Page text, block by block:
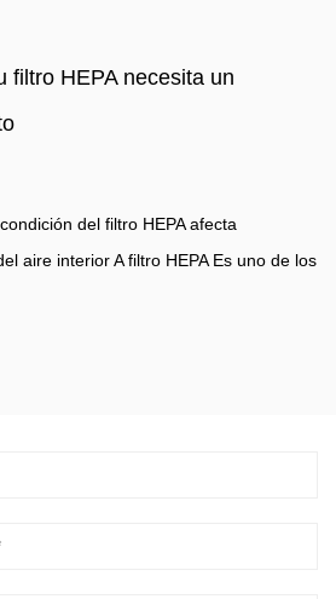
los
Una guía para
Comprensión de la tecnología de
entornos de filtración de aire